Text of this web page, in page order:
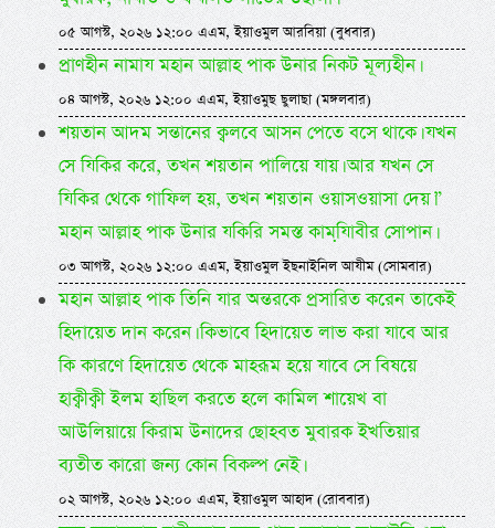
০৫ আগস্ট, ২০২৬ ১২:০০ এএম, ইয়াওমুল আরবিয়া (বুধবার)
প্রাণহীন নামায মহান আল্লাহ পাক উনার নিকট মূল্যহীন।
০৪ আগস্ট, ২০২৬ ১২:০০ এএম, ইয়াওমুছ ছুলাছা (মঙ্গলবার)
শয়তান আদম সন্তানের ক্বলবে আসন পেতে বসে থাকে। যখন
সে যিকির করে, তখন শয়তান পালিয়ে যায়। আর যখন সে
যিকির থেকে গাফিল হয়, তখন শয়তান ওয়াসওয়াসা দেয়।”
মহান আল্লাহ পাক উনার যকিরি সমস্ত কামযি়াবীর সোপান।
০৩ আগস্ট, ২০২৬ ১২:০০ এএম, ইয়াওমুল ইছনাইনিল আযীম (সোমবার)
মহান আল্লাহ পাক তিনি যার অন্তরকে প্রসারিত করেন তাকেই
হিদায়েত দান করেন। কিভাবে হিদায়েত লাভ করা যাবে আর
কি কারণে হিদায়েত থেকে মাহরূম হয়ে যাবে সে বিষয়ে
হাক্বীক্বী ইলম হাছিল করতে হলে কামিল শায়েখ বা
আউলিয়ায়ে কিরাম উনাদের ছোহবত মুবারক ইখতিয়ার
ব্যতীত কারো জন্য কোন বিকল্প নেই।
০২ আগস্ট, ২০২৬ ১২:০০ এএম, ইয়াওমুল আহাদ (রোববার)